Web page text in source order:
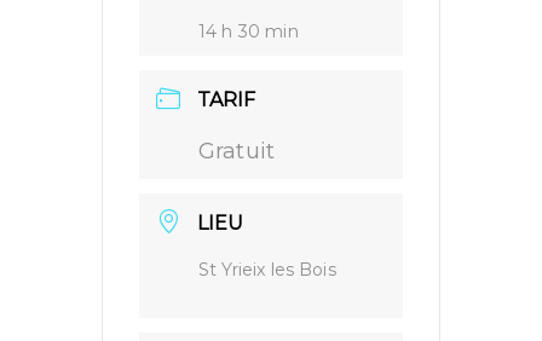
14 h 30 min
TARIF
Gratuit
LIEU
St Yrieix les Bois